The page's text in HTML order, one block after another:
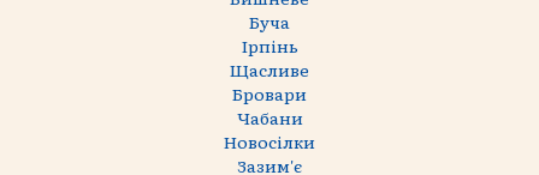
Буча
Ірпінь
Щасливе
Бровари
Чабани
Новосілки
Зазим'є